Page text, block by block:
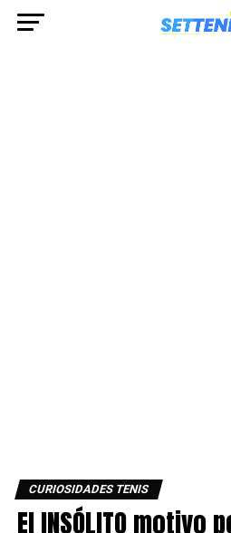
CURIOSIDADES TENIS
El INSÓLITO motivo